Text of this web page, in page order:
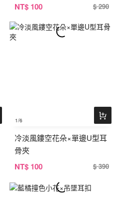
NT$ 100 $ 290
1/6
冷淡風鏤空花朵×單邊U型耳
骨夾
NT$ 100 $ 390